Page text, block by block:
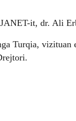
it, dr. Ali
Turqia, vizituan